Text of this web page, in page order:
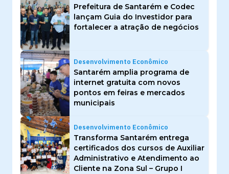
Prefeitura de Santarém e Codec
lançam Guia do Investidor para
fortalecer a atração de negócios
Desenvolvimento Econômico
Santarém amplia programa de
internet gratuita com novos
pontos em feiras e mercados
municipais
Desenvolvimento Econômico
Transforma Santarém entrega
certificados dos cursos de Auxiliar
Administrativo e Atendimento ao
Cliente na Zona Sul – Grupo I